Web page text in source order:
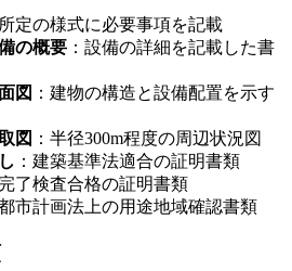
所定の様式に必要事項を記載
の概要 ：設備の詳細を記載した書
図 ：建物の構造と設備配置を示す
図 ：半径300m程度の周辺状況図
：建築基準法適合の証明書類
完了検査合格の証明書類
都市計画法上の用途地域確認書類